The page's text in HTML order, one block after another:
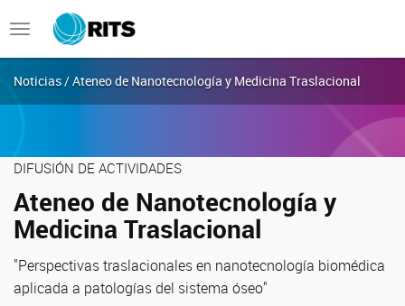
Toggle
navigation
Noticias / Ateneo de Nanotecnología y Medicina Traslacional
DIFUSIÓN DE ACTIVIDADES
Ateneo de Nanotecnología y
Medicina Traslacional
"Perspectivas traslacionales en nanotecnología biomédica
aplicada a patologías del sistema óseo"